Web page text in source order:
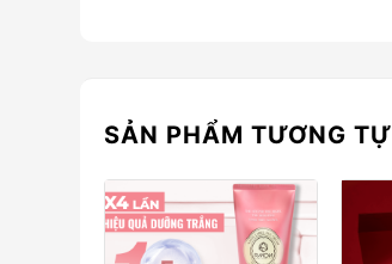
SẢN PHẨM TƯƠNG TỰ